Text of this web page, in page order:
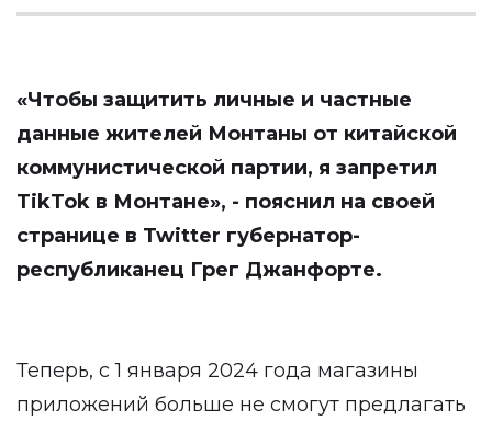
«Чтобы защитить личные и частные
данные жителей Монтаны от китайской
коммунистической партии, я запретил
TikTok в Монтане», - пояснил на своей
странице в Twitter губернатор-
республиканец Грег Джанфорте.
Теперь, с 1 января 2024 года магазины
приложений больше не смогут предлагать